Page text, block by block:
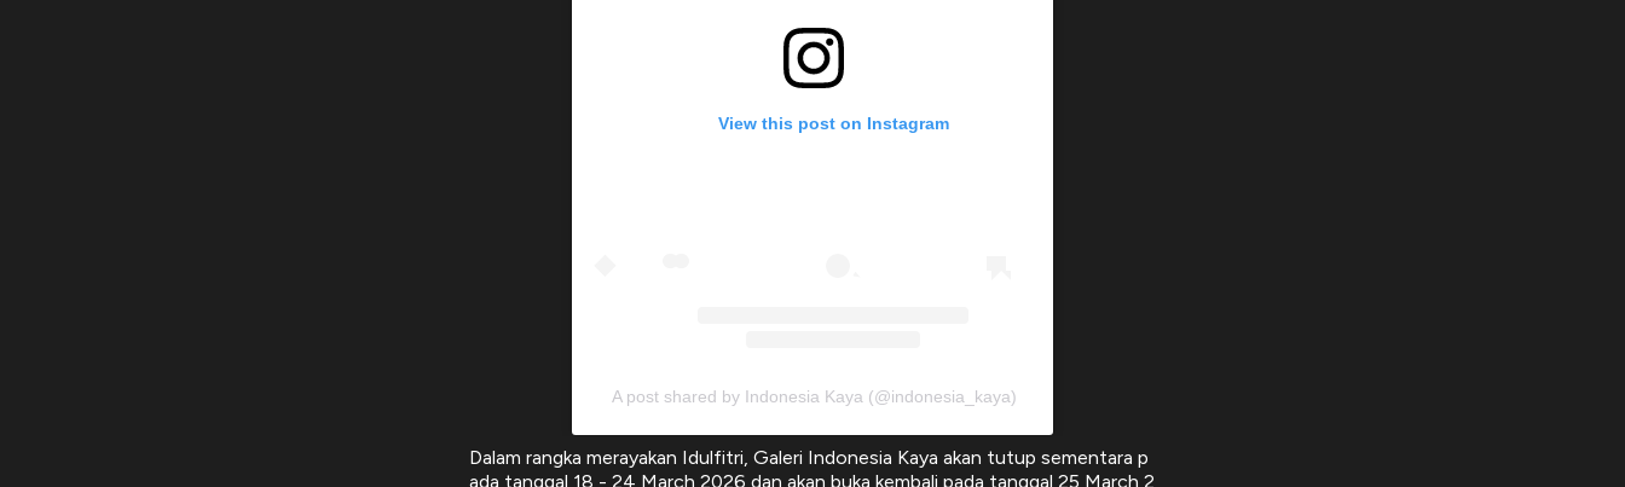
View this post on Instagram
A post shared by Indonesia Kaya (@indonesia_kaya)
Dalam rangka merayakan Idulfitri, Galeri Indonesia Kaya akan tutup sementara p
ada tanggal 18 - 24 March 2026 dan akan buka kembali pada tanggal 25 March 2